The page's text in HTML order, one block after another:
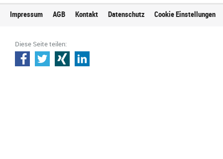
Impressum AGB Kontakt Datenschutz Cookie Einstellungen
Diese Seite teilen: